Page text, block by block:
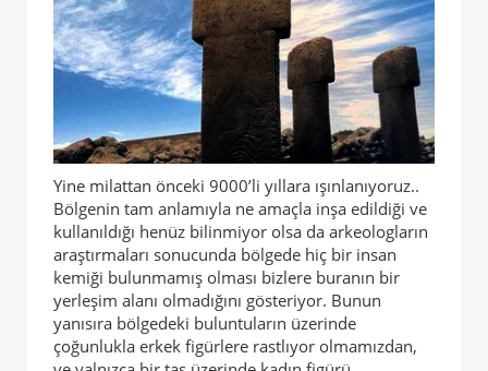
Yine milattan önceki 9000’li yıllara ışınlanıyoruz..
Bölgenin tam anlamıyla ne amaçla inşa edildiği ve
kullanıldığı henüz bilinmiyor olsa da arkeologların
araştırmaları sonucunda bölgede hiç bir insan
kemiği bulunmamış olması bizlere buranın bir
yerleşim alanı olmadığını gösteriyor. Bunun
yanısıra bölgedeki buluntuların üzerinde
çoğunlukla erkek figürlere rastlıyor olmamızdan,